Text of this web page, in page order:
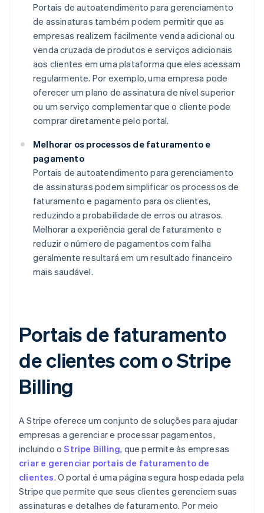
Portais de autoatendimento para gerenciamento
de assinaturas também podem permitir que as
empresas realizem facilmente venda adicional ou
venda cruzada de produtos e serviços adicionais
aos clientes em uma plataforma que eles acessam
regularmente. Por exemplo, uma empresa pode
oferecer um plano de assinatura de nível superior
ou um serviço complementar que o cliente pode
comprar diretamente pelo portal.
Melhorar os processos de faturamento e
pagamento
Portais de autoatendimento para gerenciamento
de assinaturas podem simplificar os processos de
faturamento e pagamento para os clientes,
reduzindo a probabilidade de erros ou atrasos.
Melhorar a experiência geral de faturamento e
reduzir o número de pagamentos com falha
geralmente resultará em um resultado financeiro
mais saudável.
Portais de faturamento
de clientes com o Stripe
Billing
A Stripe oferece um conjunto de soluções para ajudar
empresas a gerenciar e processar pagamentos,
incluindo oStripe Billing, que permite às empresas
criar e gerenciar portais de faturamento de
clientes. O portal é uma página segura hospedada pela
Stripe que permite que seus clientes gerenciem suas
assinaturas e detalhes de faturamento. Por meio